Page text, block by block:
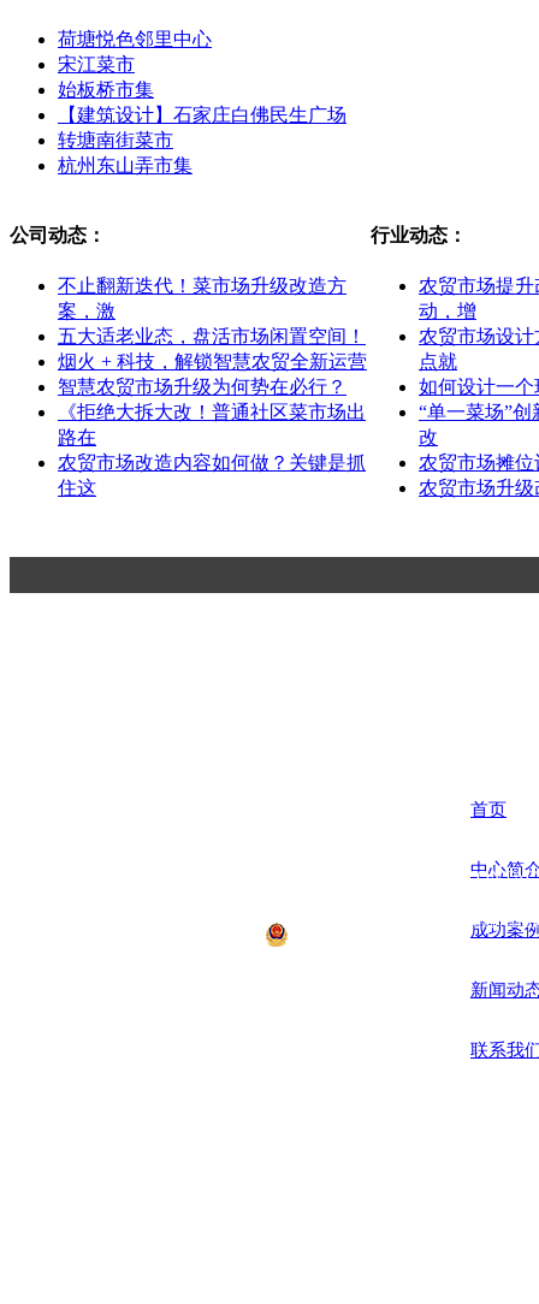
荷塘悦色邻里中心
宋江菜市
始板桥市集
【建筑设计】石家庄白佛民生广场
转塘南街菜市
杭州东山弄市集
公司动态：
不止翻新迭代！菜市场升级改造方
案，激
五大适老业态，盘活市场闲置空间！
烟火 + 科技，解锁智慧农贸全新运营
智慧农贸市场升级为何势在必行？
《拒绝大拆大改！普通社区菜市场出
路在
农贸市场改造内容如何做？关键是抓
住这
行业动态：
农贸市场提
动，增
农贸市场设
点就
如何设计一
“单一菜场”
改
农贸市场摊
农贸市场升
首页
中心简
成功案
新闻动
联系我
联系方式
地址：杭州市萧山